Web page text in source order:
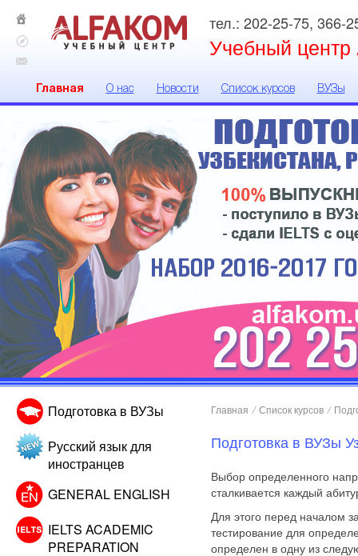
тел.: 202-25-75, 366-
Учебный центр
Главная О нас Новости Список курсов ВУЗы
Подготовка в ВУЗы
Русский язык для
иностранцев
GENERAL ENGLISH
IELTS ACADEMIC
PREPARATION
Главная / Список курсов /
Подготовка в ВУЗы
Выбор определенного
сталкивается каждый
Для этого перед началом
тестирование для
определен в одну из